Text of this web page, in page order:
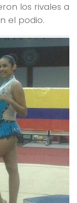
los rivales a
el podio.